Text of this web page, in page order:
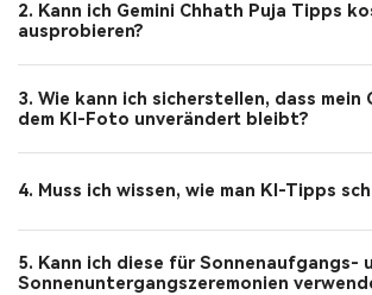
2. Kann ich Gemini Chhath Puja Tipps
ausprobieren?
3. Wie kann ich sicherstellen, dass mein
dem KI-Foto unverändert bleibt?
4. Muss ich wissen, wie man KI-Tipps
5. Kann ich diese für Sonnenaufgangs-
Sonnenuntergangszeremonien